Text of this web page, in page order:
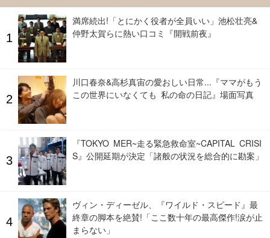
満席続出!「とにかく役者が全員いい」池松壮亮&
仲野太賀らに熱い口コミ『開戦前夜』
川口春奈&高杉真宙の愛おしい日常...『ママがもう
この世界にいなくても 私の命の日記』場面写真
『TOKYO MER~走る緊急救命室~CAPITAL CRISI
S』公開延期が決定「諸般の状況を総合的に勘案」
ヴィン・ディーゼル、『ワイルド・スピード』最
終章の脚本を絶賛!「ここ数十年の最高傑作!涙が止
まらない」